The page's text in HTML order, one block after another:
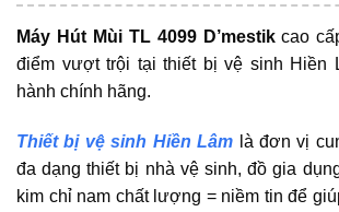
Máy Hút Mùi TL 4099 D’mestikcao
điểm vượt trội tại thiết bị vệ sinh Hiền
hành chính hãng.
Thiết bị vệ sinh Hiền Lâm là đơn vị
đa dạng thiết bị nhà vệ sinh, đồ gia
kim chỉ nam chất lượng = niềm tin để